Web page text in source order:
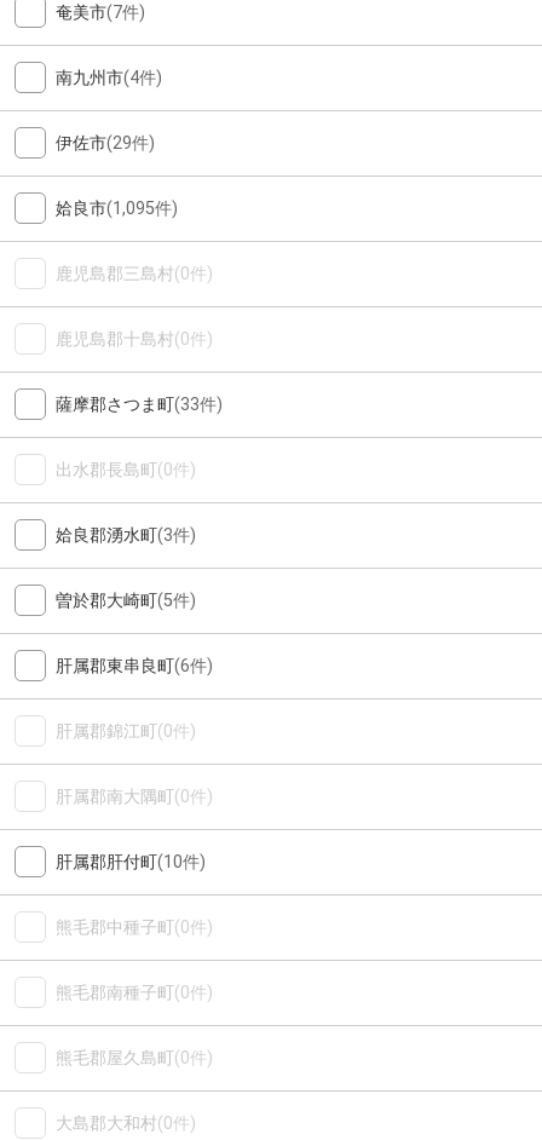
奄美市(7件)
南九州市(4件)
伊佐市(29件)
姶良市(1,095件)
鹿児島郡三島村(0件)
鹿児島郡十島村(0件)
薩摩郡さつま町(33件)
出水郡長島町(0件)
姶良郡湧水町(3件)
曽於郡大崎町(5件)
肝属郡東串良町(6件)
肝属郡錦江町(0件)
肝属郡南大隅町(0件)
肝属郡肝付町(10件)
熊毛郡中種子町(0件)
熊毛郡南種子町(0件)
熊毛郡屋久島町(0件)
大島郡大和村(0件)